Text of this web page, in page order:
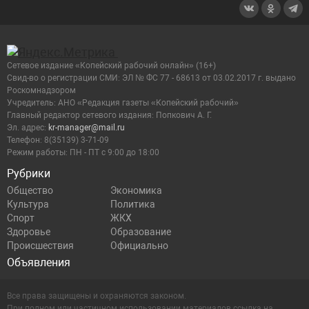
Рубрики
Общество
Экономика
Культура
Политика
Спорт
ЖКХ
Здоровье
Образование
Происшествия
Официально
Объявления
Сетевое издание «Копейский рабочий онлайн» (16+)
Cвид-во о регистрации СМИ: ЭЛ № ФС 77 - 68613 от 03.02.2017 г. выдано
Роскомнадзором
Учредитель: АНО «Редакция газеты «Копейский рабочий»
Главный редактор сетевого издания: Попкович А. Г.
Эл. адрес: kr-manager@mail.ru
Телефон: 8(35139) 3-71-09
Режим работы: ПН - ПТ с 9:00 до 18:00
Все права защищены и охраняются законом.